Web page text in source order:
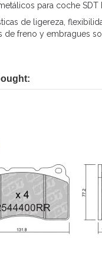
para coche
de ligereza,
de freno y embragues